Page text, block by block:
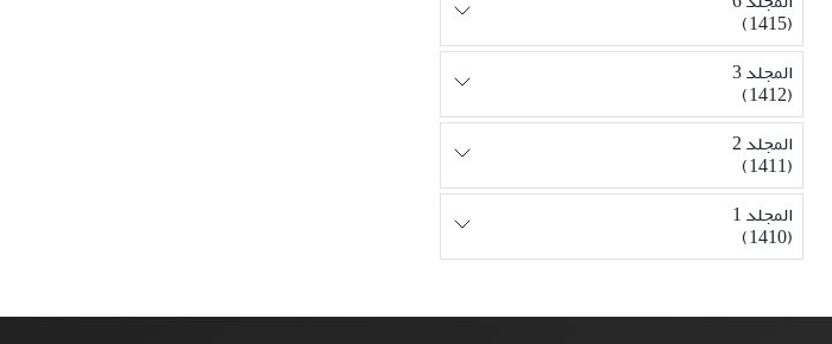
(1415)
المجلد 3
(1412)
المجلد 2
(1411)
المجلد 1
(1410)